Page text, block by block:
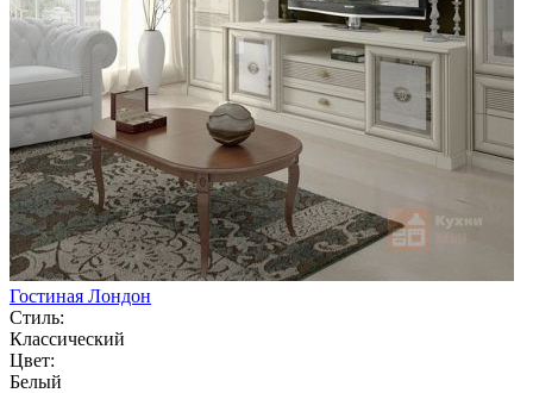
Гостиная Лондон
Стиль:
Классический
Цвет:
Белый